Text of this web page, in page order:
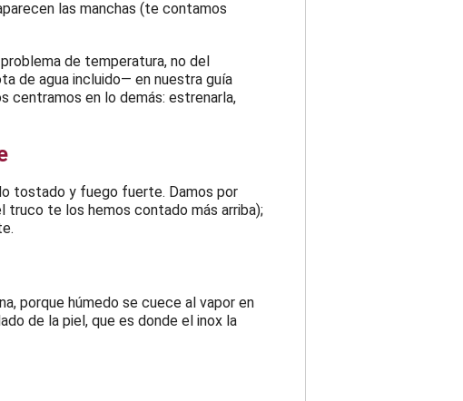
las manchas (te contamos
de temperatura, no del
de agua incluido— en nuestra guía
centramos en lo demás: estrenarla,
tostado y fuego fuerte. Damos por
truco te los hemos contado más arriba);
porque húmedo se cuece al vapor en
de la piel, que es donde el inox la